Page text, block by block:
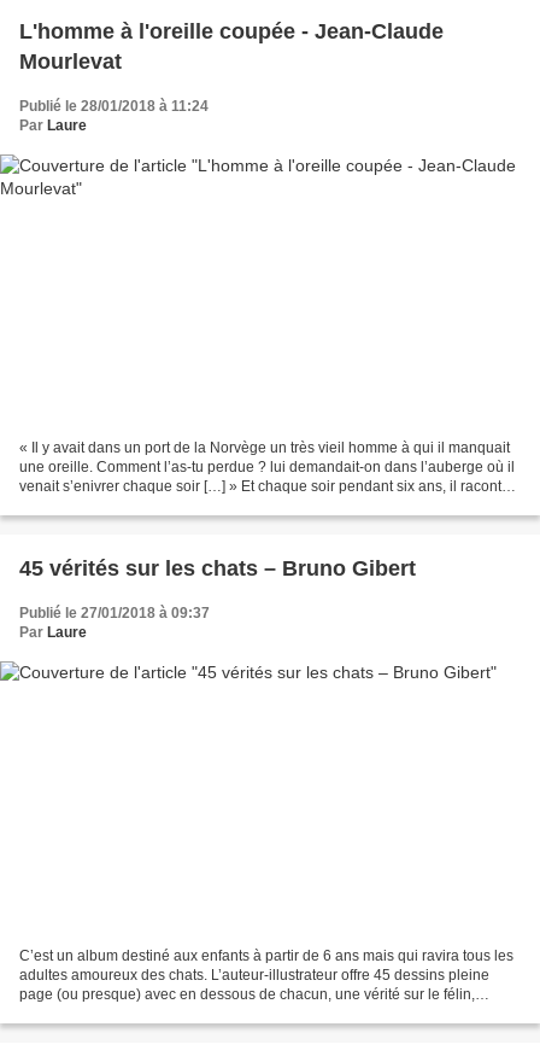
L'homme à l'oreille coupée - Jean-Claude
Mourlevat
Publié le 28/01/2018 à 11:24
Par Laure
« Il y avait dans un port de la Norvège un très vieil homme à qui il manquait
une oreille. Comment l’as-tu perdue ? lui demandait-on dans l’auberge où il
venait s’enivrer chaque soir […] » Et chaque soir pendant six ans, il raconte
45 vérités sur les chats – Bruno Gibert
Publié le 27/01/2018 à 09:37
Par Laure
C’est un album destiné aux enfants à partir de 6 ans mais qui ravira tous les
adultes amoureux des chats. L’auteur-illustrateur offre 45 dessins pleine
page (ou presque) avec en dessous de chacun, une vérité sur le félin,